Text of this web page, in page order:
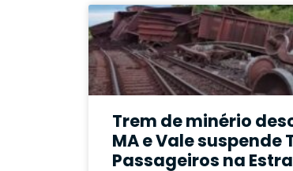
Trem de minério
MA e Vale suspende
Passageiros na